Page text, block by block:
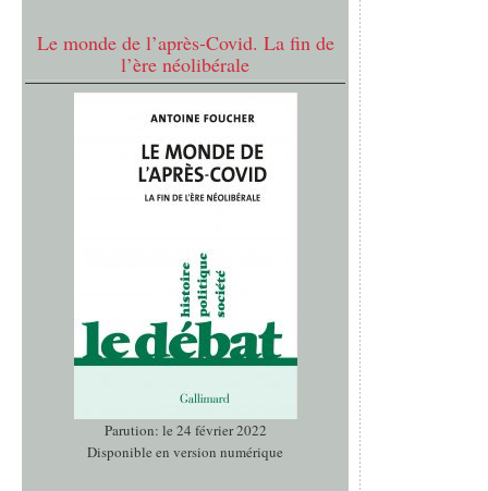
Le monde de l’après-Covid. La fin de
l’ère néolibérale
Parution: le 24 février 2022
Disponible en version numérique